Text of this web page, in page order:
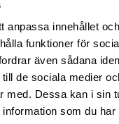
anpassa innehållet och
funktioner för
även sådana
de sociala medier
med. Dessa kan i sin
som du har
evästeet
Internet Explorer
(tai valitse
asetukset. Valitse